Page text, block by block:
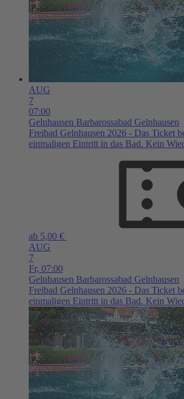
AUG
7
07:00
Gelnhausen Barbarossabad Gelnhausen
Freibad Gelnhausen 2026 - Das Ticket
einmaligen Eintritt in das Bad. Kein
ab 5,00 €
AUG
7
Fr, 07:00
Gelnhausen Barbarossabad Gelnhausen
Freibad Gelnhausen 2026 - Das Ticket
einmaligen Eintritt in das Bad. Kein